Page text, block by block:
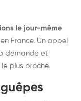
le jour-même
France. Un appel
demande et
plus proche.